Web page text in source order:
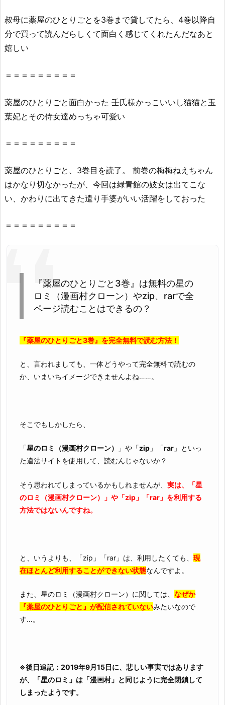
理
由
2.
ひ
と
ご
3
巻』
を
の
r
a
r
で
い
由
叔母に薬屋のひとり ごと を3巻 まで貸してたら、4巻以降自
分で買って読んだらしくて面白く感じてくれたんだなあと
嬉しい
＝＝＝＝＝＝＝＝＝
薬屋のひとり ごと面白かった 壬氏様かっこいいし猫猫と玉
葉妃とその侍女達めっちゃ可愛い
＝＝＝＝＝＝＝＝＝
薬屋のひとり ごと 3巻目を読了。 前巻の梅梅ねえちゃん
はかなり切なかったが、今回は緑青館の妓女は出てこな
い、かわりに出てきた遣り手婆がいい活躍をしておった
＝＝＝＝＝＝＝＝＝
『薬屋のひとりごと3巻』は無料の星の
ロミ（漫画村クローン）やzip、rarで全
ページ読むことはできるの？
『薬屋のひとりごと3巻』を完全無料で読む方法！
と、言われましても、一体どうやって完全無料で読むの
か、いまいちイメージできませんよね……。
そこでもしかしたら、
「星のロミ（漫画村クローン） 」や「zip 」「rar 」といっ
た違法サイトを使用して、読むんじゃないか？
そう思われてしまっているかもしれませんが、 実は、「星
のロミ（漫画村クローン）」や「zip」「rar」を利用する
方法ではないんですね。
と、いうよりも、「zip」「rar」は、利用したくても、 現
在ほとんど利用することができない状態なんですよ。
また、星のロミ（漫画村クローン）に関しては、 なぜか
『薬屋のひとりごと』が配信されていないみたいなので
す…。
※後日追記：2019年9月15日に、悲しい事実ではあります
が、「星のロミ」は「漫画村」と同じように完全閉鎖して
しまったようです。